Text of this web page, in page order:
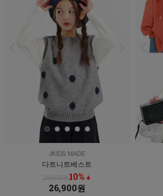
다트니트베스트
29,800원10% ↓
26,900원